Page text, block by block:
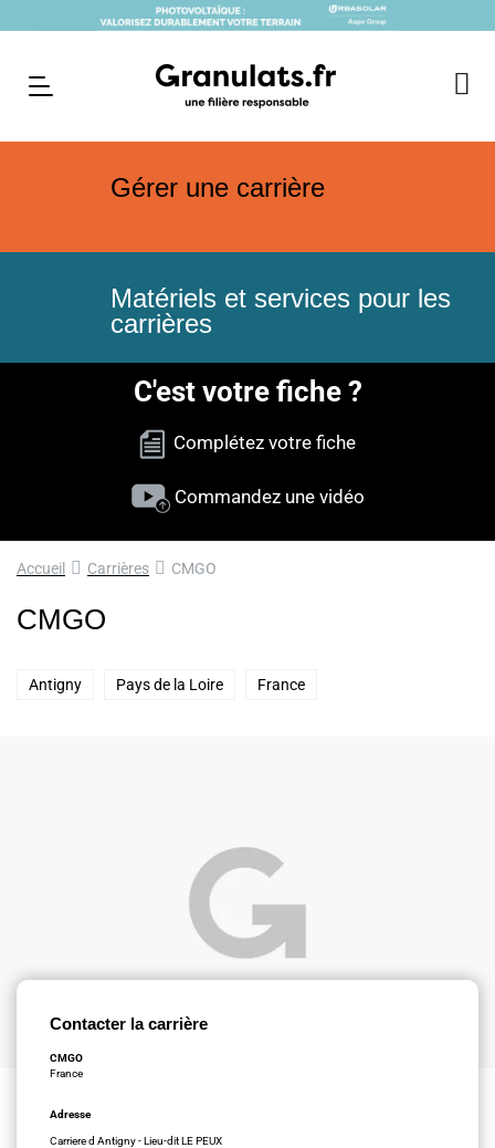
Gérer une carrière
Matériels et services pour les
carrières
C'est votre fiche ?
Complétez votre fiche
Commandez une vidéo
Accueil Carrières CMGO
CMGO
Antigny Pays de la Loire France
Contacter la carrière
CMGO
France
Adresse
Carriere d Antigny - Lieu-dit LE PEUX